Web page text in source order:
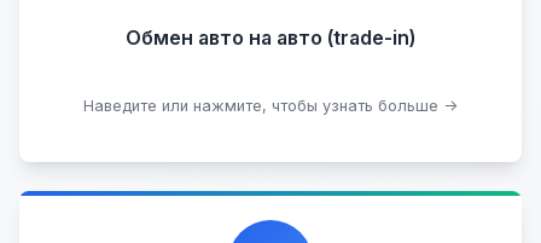
Обмен авто на авто (trade-in)
Наведите или нажмите, чтобы узнать больше →
Подобрать авто
Честная и профессиональная экспертиза, реклама,